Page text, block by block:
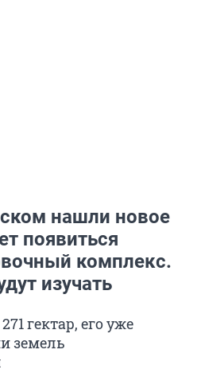
нашли новое
появиться
комплекс.
изучать
гектар, его уже
земель